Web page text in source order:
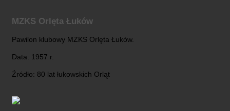
MZKS Orlęta Łuków
Pawilon klubowy MZKS Orlęta Łuków.
Data: 1957 r.
Źródło: 80 lat łukowskich Orląt